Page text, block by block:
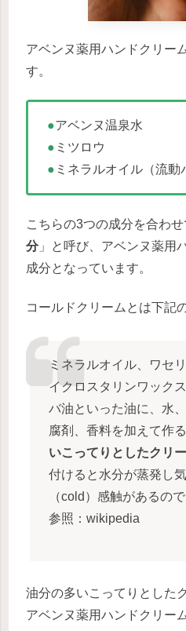
アベンヌ薬用ハンドクリー
す。
●アベンヌ温泉水
● ミツロウ
● ミネラルオイル（流動
こちらの3つの成分を合わせ
分」と呼び、アベンヌ薬用
成分となっています。
コールドクリームとは下記
ミネラルオイル、ワセ
イクロスタリンワック
バ油といった油に、水
腐剤、香料を加えて作る
いこってりとしたクリ
付けると水分が蒸発し
（cold）感触があるの
参照：wikipedia
油分の多いこってりとした
アベンヌ薬用ハンドクリー